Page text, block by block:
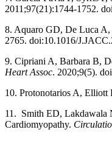
2011;97(21):1744-1752.
8. Aquaro GD, De Luca A,
2765. doi:10.1016/
9. Cipriani A, Barbara B,
Heart Assoc. 2020;9(5).
10. Protonotarios A, Elliott
11. Smith ED, Lakdawala
Cardiomyopathy.